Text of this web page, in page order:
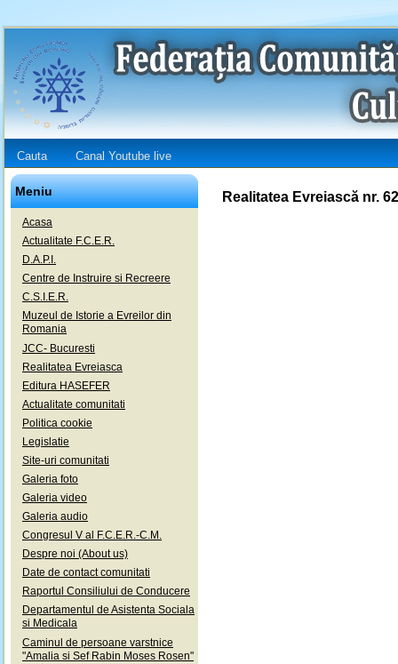
Cauta Canal Youtube live
Meniu
Acasa
Actualitate F.C.E.R.
D.A.P.I.
Centre de Instruire si Recreere
C.S.I.E.R.
Muzeul de Istorie a Evreilor din
Romania
JCC- Bucuresti
Realitatea Evreiasca
Editura HASEFER
Actualitate comunitati
Politica cookie
Legislatie
Site-uri comunitati
Galeria foto
Galeria video
Galeria audio
Congresul V al F.C.E.R.-C.M.
Despre noi (About us)
Date de contact comunitati
Raportul Consiliului de Conducere
Departamentul de Asistenta Sociala
si Medicala
Caminul de persoane varstnice
"Amalia si Sef Rabin Moses Rosen"
Realitatea Evreiască nr.